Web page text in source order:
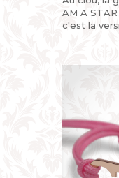
AM A
c'est la